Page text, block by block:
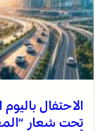
الاحتفال
تحت شعار